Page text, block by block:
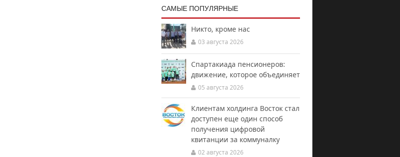
САМЫЕ ПОПУЛЯРНЫЕ
Никто, кроме нас
03 августа 2026
Спартакиада пенсионеров:
движение, которое объединяет
05 августа 2026
Клиентам холдинга Восток стал
доступен еще один способ
получения цифровой
квитанции за коммуналку
02 августа 2026